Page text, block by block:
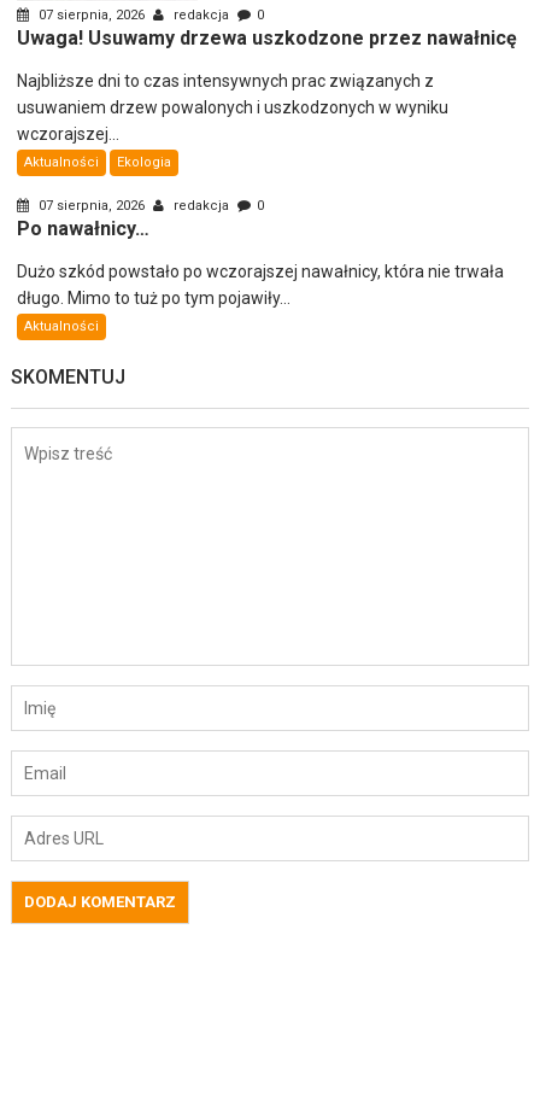
07 sierpnia, 2026 redakcja 0
Uwaga! Usuwamy drzewa uszkodzone przez nawałnicę
Najbliższe dni to czas intensywnych prac związanych z
usuwaniem drzew powalonych i uszkodzonych w wyniku
wczorajszej...
Aktualności Ekologia
07 sierpnia, 2026 redakcja 0
Po nawałnicy…
Dużo szkód powstało po wczorajszej nawałnicy, która nie trwała
długo. Mimo to tuż po tym pojawiły...
Aktualności
SKOMENTUJ